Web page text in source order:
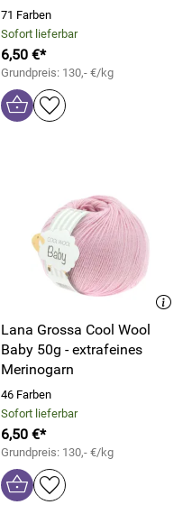
71 Farben
Sofort lieferbar
6,50 €*
Grundpreis: 130,- €/kg
Lana Grossa Cool Wool
Baby 50g - extrafeines
Merinogarn
46 Farben
Sofort lieferbar
6,50 €*
Grundpreis: 130,- €/kg